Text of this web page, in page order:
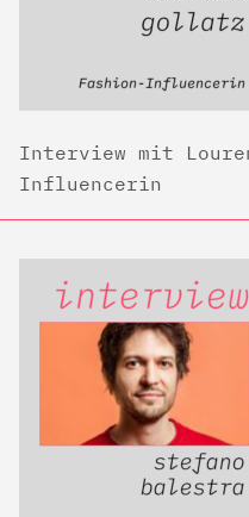
Interview mit
Influencerin